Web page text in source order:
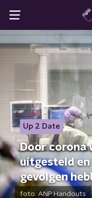
Up 2 Date
Door corona
uitgesteld
gevolgen
foto: ANP Handouts